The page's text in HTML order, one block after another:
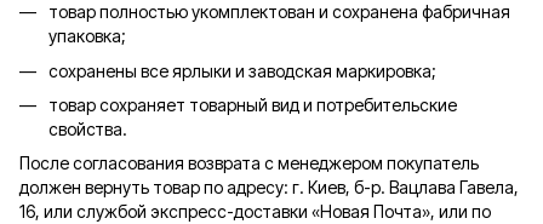
товар полностью укомплектован и сохранена фабричная
упаковка;
сохранены все ярлыки и заводская маркировка;
товар сохраняет товарный вид и потребительские
свойства.
После согласования возврата с менеджером покупатель
должен вернуть товар по адресу: г. Киев, б-р. Вацлава Гавела,
16, или службой экспресс-доставки «Новая Почта», или по